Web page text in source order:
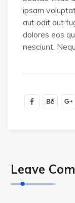
ipsam
aut odit aut
dolores eos
nesciunt.
Leave